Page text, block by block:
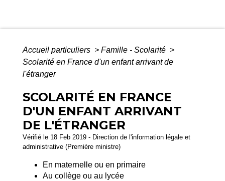
Accueil particuliers > Famille - Scolarité >
Scolarité en France d'un enfant arrivant de
l'étranger
SCOLARITÉ EN FRANCE
D'UN ENFANT ARRIVANT
DE L'ÉTRANGER
Vérifié le 18 Feb 2019 - Direction de l'information légale et
administrative (Première ministre)
En maternelle ou en primaire
Au collège ou au lycée